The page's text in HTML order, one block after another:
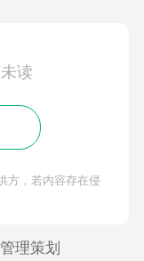
读
方，若内容存在侵
管理策划